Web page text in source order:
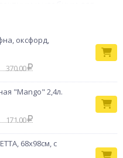
рисунком в горошек, он
и станет его
При
от загрязнений с
Это делает его
оксфорд,
370.00
"Mango" 2,4л.
171.00
68х98см, с